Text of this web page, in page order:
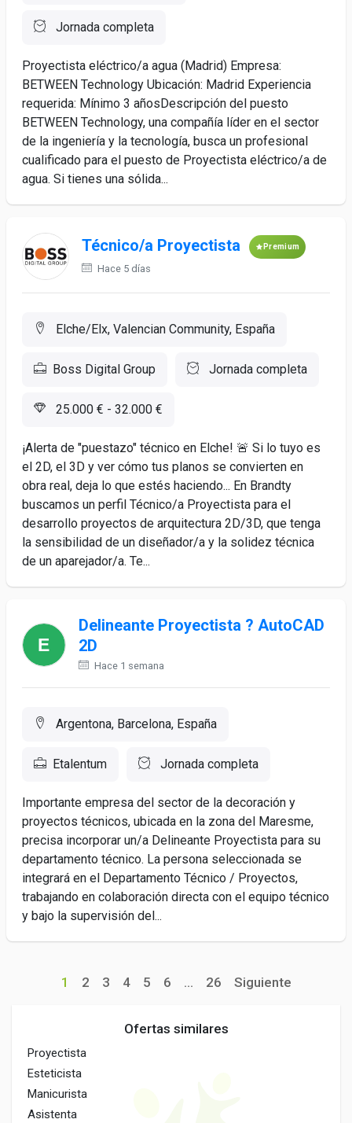
Jornada completa
Proyectista eléctrico/a agua (Madrid) Empresa:
BETWEEN Technology Ubicación: Madrid Experiencia
requerida: Mínimo 3 añosDescripción del puesto
BETWEEN Technology, una compañía líder en el sector
de la ingeniería y la tecnología, busca un profesional
cualificado para el puesto de Proyectista eléctrico/a de
agua. Si tienes una sólida...
Técnico/a Proyectista Premium
Hace 5 días
Elche/Elx, Valencian Community, España
Boss Digital Group Jornada completa
25.000 € - 32.000 €
¡Alerta de "puestazo" técnico en Elche! 🚨 Si lo tuyo es
el 2D, el 3D y ver cómo tus planos se convierten en
obra real, deja lo que estés haciendo... En Brandty
buscamos un perfil Técnico/a Proyectista para el
desarrollo proyectos de arquitectura 2D/3D, que tenga
la sensibilidad de un diseñador/a y la solidez técnica
de un aparejador/a. Te...
Delineante Proyectista ? AutoCAD
2D
Hace 1 semana
Argentona, Barcelona, España
Etalentum Jornada completa
Importante empresa del sector de la decoración y
proyectos técnicos, ubicada en la zona del Maresme,
precisa incorporar un/a Delineante Proyectista para su
departamento técnico. La persona seleccionada se
integrará en el Departamento Técnico / Proyectos,
trabajando en colaboración directa con el equipo técnico
y bajo la supervisión del...
1 2 3 4 5 6 ... 26 Siguiente
Ofertas similares
Proyectista
Esteticista
Manicurista
Asistenta